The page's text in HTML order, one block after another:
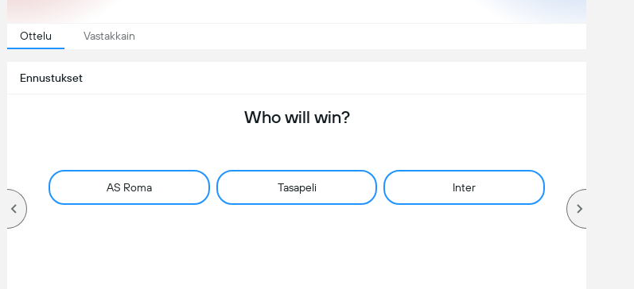
Ottelu Vastakkain
Ennustukset
Who will win?
AS Roma Tasapeli Inter